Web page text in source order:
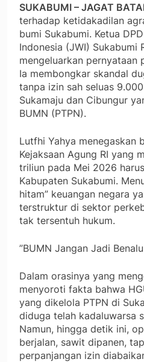
​SUKABUMI – JAGAT
terhadap ketidakadilan
bumi Sukabumi. Ketua
Indonesia (JWI) Sukabumi
mengeluarkan pernyataan
Ia membongkar skandal
tanpa izin sah seluas
Sukamaju dan Cibungur
BUMN (PTPN).
​Lutfhi Yahya menegaskan
Kejaksaan Agung RI yang
triliun pada Mei 2026
Kabupaten Sukabumi.
hitam” keuangan negara
terstruktur di sektor
tak tersentuh hukum.
​”BUMN Jangan Jadi
​Dalam orasinya yang
menyoroti fakta bahwa
yang dikelola PTPN di
diduga telah kadaluwarsa
Namun, hingga detik ini,
berjalan, sawit dipanen,
perpanjangan izin